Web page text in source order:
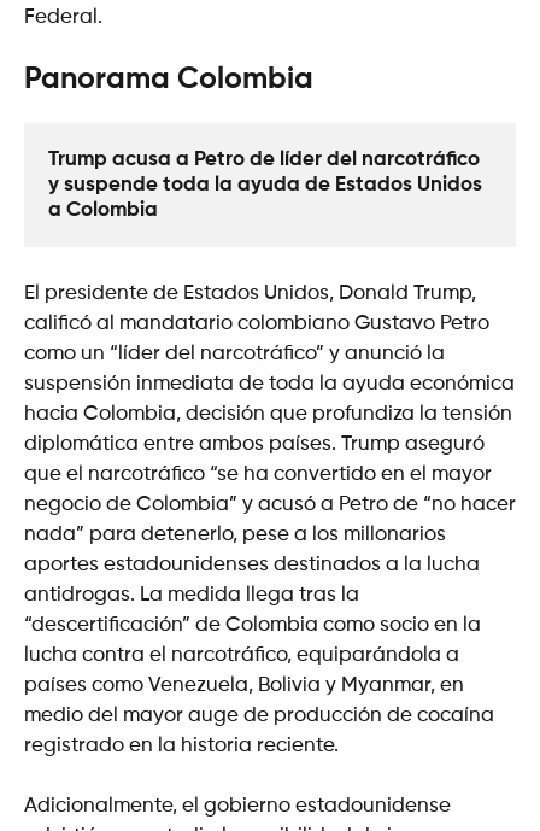
Federal.
Panorama Colombia
Trump acusa a Petro de líder del narcotráfico
y suspende toda la ayuda de Estados Unidos
a Colombia
El presidente de Estados Unidos, Donald Trump,
calificó al mandatario colombiano Gustavo Petro
como un “líder del narcotráfico” y anunció la
suspensión inmediata de toda la ayuda económica
hacia Colombia, decisión que profundiza la tensión
diplomática entre ambos países. Trump aseguró
que el narcotráfico “se ha convertido en el mayor
negocio de Colombia” y acusó a Petro de “no hacer
nada” para detenerlo, pese a los millonarios
aportes estadounidenses destinados a la lucha
antidrogas. La medida llega tras la
“descertificación” de Colombia como socio en la
lucha contra el narcotráfico, equiparándola a
países como Venezuela, Bolivia y Myanmar, en
medio del mayor auge de producción de cocaína
registrado en la historia reciente.
Adicionalmente, el gobierno estadounidense